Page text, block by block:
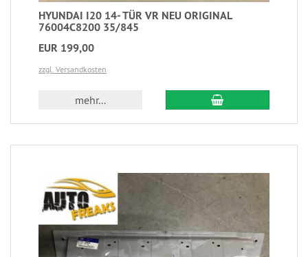
HYUNDAI I20 14- TÜR VR NEU ORIGINAL
76004C8200 35/845
EUR 199,00
zzgl. Versandkosten
mehr...